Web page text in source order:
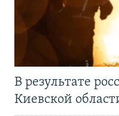
В результате
Киевской